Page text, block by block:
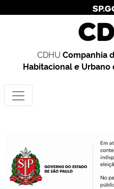
CDHU Companhia
Habitacional e Urbano